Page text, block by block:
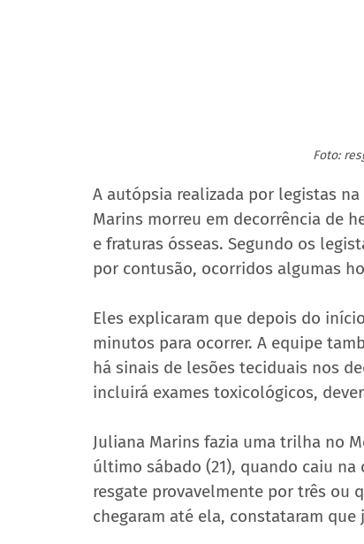
Foto:
A autópsia realizada por legistas
Marins morreu em decorrência de
e fraturas ósseas. Segundo os
por contusão, ocorridos algumas
Eles explicaram que depois do
minutos para ocorrer. A equipe
há sinais de lesões teciduais nos
incluirá exames toxicológicos,
Juliana Marins fazia uma trilha no
último sábado (21), quando caiu
resgate provavelmente por três ou
chegaram até ela, constataram